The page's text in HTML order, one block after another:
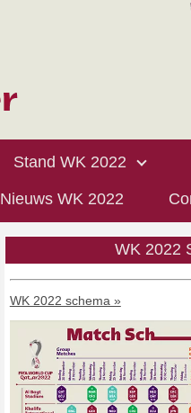
Stand WK 2022
Nieuws WK 2022
WK 2022
WK 2022 schema »